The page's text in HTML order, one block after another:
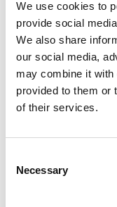
We use cookies to
provide social
We also share
our social media,
may combine it with
provided to them or
of their services.
Selection
Necessary
Hrs
Menge
In
Geschätztes
Are you 18 years